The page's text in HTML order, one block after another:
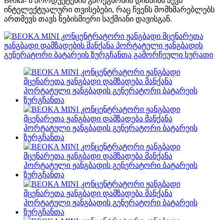
ინტელექტუალური თვისებები, რაც ჩვენს მომხმარებლებს
ართმევს თავს ნებისმიერი საქმიანი დავისგან.